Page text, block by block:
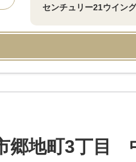
センチュリー21ウイ
郷地町3丁目